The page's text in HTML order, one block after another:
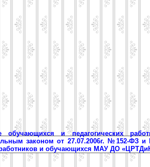
обучающихся и педагогических
законом от 27.07.2006г. №152-ФЗ
и обучающихся МАУ ДО